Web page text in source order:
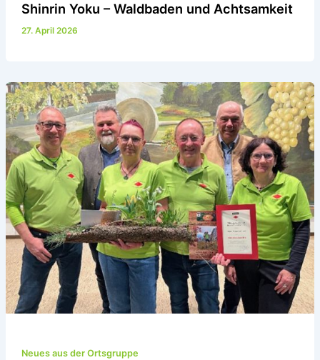
Shinrin Yoku – Waldbaden und Achtsamkeit
27. April 2026
Neues aus der Ortsgruppe